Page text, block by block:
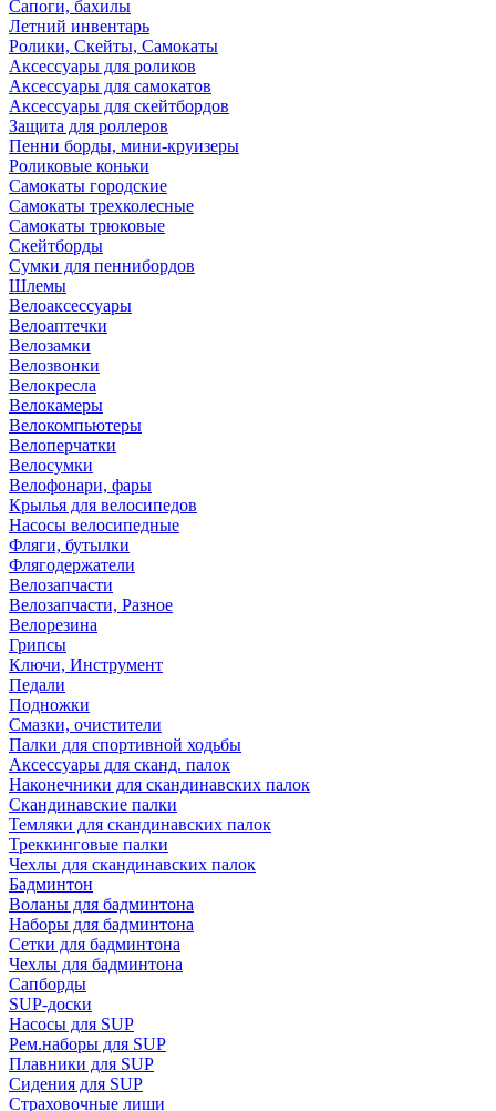
Сапоги, бахилы
Летний инвентарь
Ролики, Скейты, Самокаты
Аксессуары для роликов
Аксессуары для самокатов
Аксессуары для скейтбордов
Защита для роллеров
Пенни борды, мини-круизеры
Роликовые коньки
Самокаты городские
Самокаты трехколесные
Самокаты трюковые
Скейтборды
Сумки для пеннибордов
Шлемы
Велоаксессуары
Велоаптечки
Велозамки
Велозвонки
Велокресла
Велокамеры
Велокомпьютеры
Велоперчатки
Велосумки
Велофонари, фары
Крылья для велосипедов
Насосы велосипедные
Фляги, бутылки
Флягодержатели
Велозапчасти
Велозапчасти, Разное
Велорезина
Грипсы
Ключи, Инструмент
Педали
Подножки
Смазки, очистители
Палки для спортивной ходьбы
Аксессуары для сканд. палок
Наконечники для скандинавских палок
Скандинавские палки
Темляки для скандинавских палок
Треккинговые палки
Чехлы для скандинавских палок
Бадминтон
Воланы для бадминтона
Наборы для бадминтона
Сетки для бадминтона
Чехлы для бадминтона
Сапборды
SUP-доски
Насосы для SUP
Рем.наборы для SUP
Плавники для SUP
Сидения для SUP
Страховочные лиши